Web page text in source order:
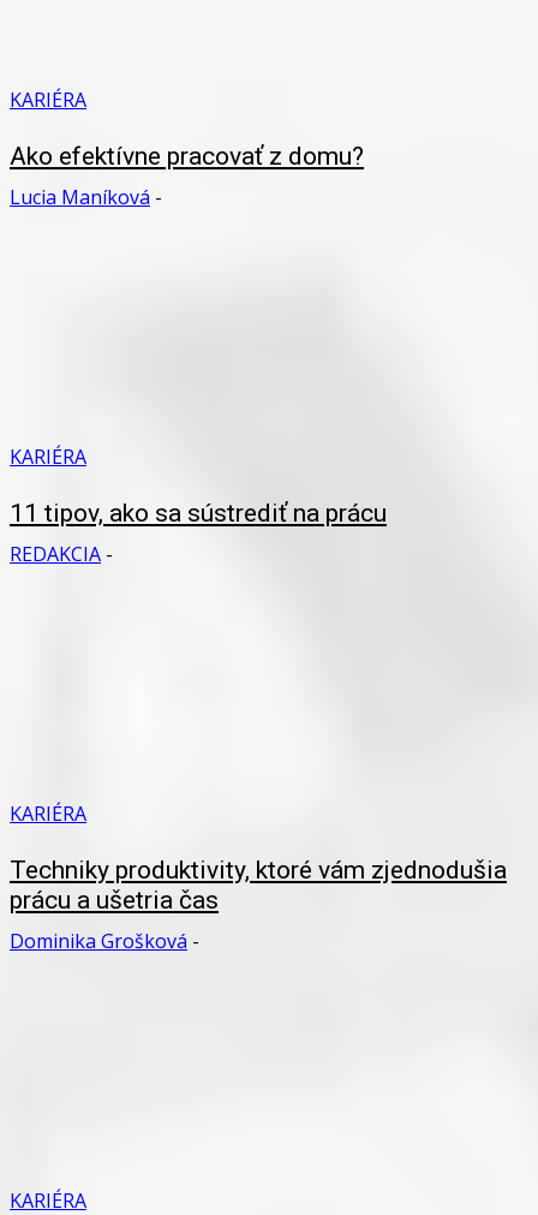
KARIÉRA
Ako efektívne pracovať z domu?
Lucia Maníková -
KARIÉRA
11 tipov, ako sa sústrediť na prácu
REDAKCIA -
KARIÉRA
Techniky produktivity, ktoré vám zjednodušia
prácu a ušetria čas
Dominika Grošková -
KARIÉRA